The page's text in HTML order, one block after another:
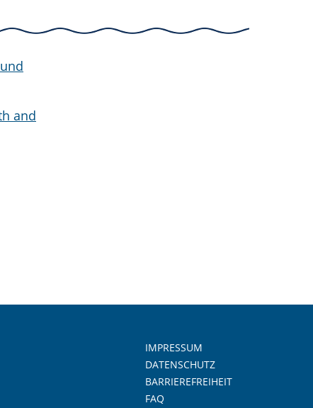
and
IMPRESSUM
DATENSCHUTZ
BARRIEREFREIHEIT
FAQ